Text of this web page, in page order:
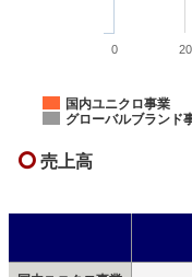
国内ユニクロ事業
グローバルブランド
0 20
売上高